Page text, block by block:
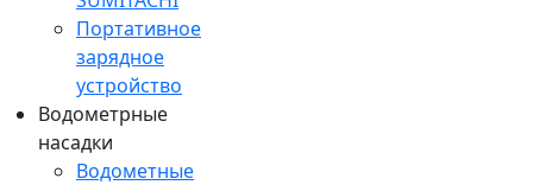
Портативное
зарядное
устройство
Водометрные
насадки
Водометные